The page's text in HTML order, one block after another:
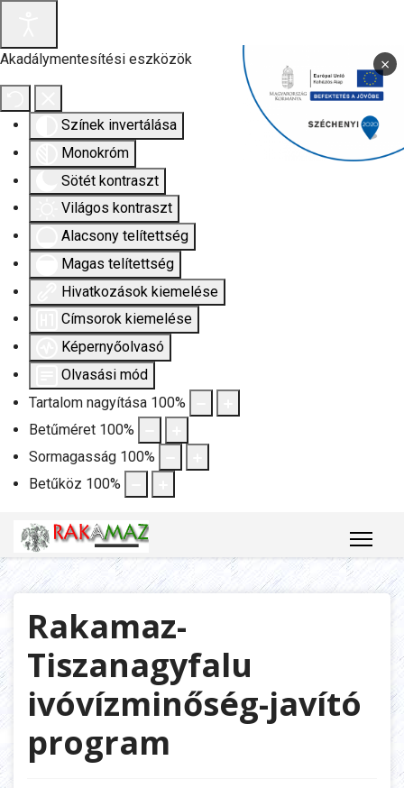
Akadálymentesítési eszközök
Színek invertálása
Monokróm
Sötét kontraszt
Világos kontraszt
Alacsony telítettség
Magas telítettség
Hivatkozások kiemelése
Címsorok kiemelése
Képernyőolvasó
Olvasási mód
Tartalom nagyítása 100%
Betűméret 100%
Sormagasság 100%
Betűköz 100%
Rakamaz-
Tiszanagyfalu
ivóvízminőség-javító
program
×